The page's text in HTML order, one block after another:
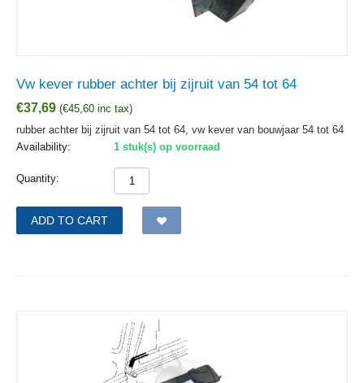
Vw kever rubber achter bij zijruit van 54 tot 64
€37,69 (€45,60 inc tax)
rubber achter bij zijruit van 54 tot 64, vw kever van bouwjaar 54 tot 64
Availability:
1 stuk(s) op voorraad
Quantity:
ADD TO CART